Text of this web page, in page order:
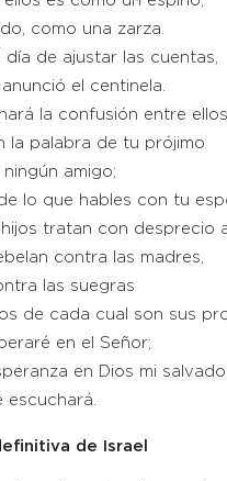
como una zarza.
día de ajustar las cuentas,
el centinela.
la confusión entre ellos.
la palabra de tu prójimo
amigo;
lo que hables con tu
tratan con desprecio
contra las madres,
las suegras
de cada cual son sus
en el Señor;
en Dios mi
escuchará.
de Israel